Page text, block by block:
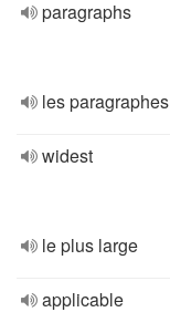
paragraphs
les paragraphes
widest
le plus large
applicable